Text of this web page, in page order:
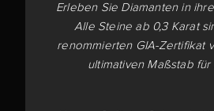
Erleben Sie Diamanten in
Alle Steine ab 0,3 Karat
renommierten GIA-Zertifikat
ultimativen Maßstab für